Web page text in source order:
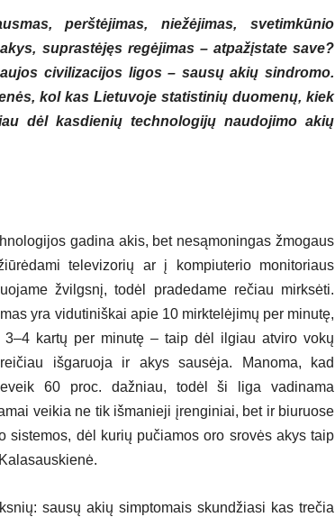
perštėjimas, niežėjimas, svetimkūnio
suprastėjęs regėjimas – atpažįstate save?
civilizacijos ligos – sausų akių sindromo.
kol kas Lietuvoje statistinių duomenų, kiek
dėl kasdienių technologijų naudojimo akių
gadina akis, bet nesąmoningas žmogaus
televizorių ar į kompiuterio monitoriaus
žvilgsnį, todėl pradedame rečiau mirksėti.
yra vidutiniškai apie 10 mirktelėjimų per minutę,
kartų per minutę – taip dėl ilgiau atviro vokų
išgaruoja ir akys sausėja. Manoma, kad
60 proc. dažniau, todėl ši liga vadinama
veikia ne tik išmanieji įrenginiai, bet ir biuruose
sistemos, dėl kurių pučiamos oro srovės akys taip
sausų akių simptomais skundžiasi kas trečia